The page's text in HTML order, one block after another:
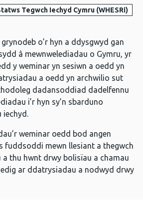
Tegwch Iechyd Cymru (WHESRi)
o’r hyn a ddysgwyd gan
â mewnwelediadau o Gymru, yr
y weminar yn sesiwn a oedd yn
a oedd yn archwilio sut
dadansoddiad dadelfennu
i’r hyn sy’n sbarduno
iechyd.
weminar oedd bod angen
fuddsoddi mewn llesiant a thegwch
a thu hwnt drwy bolisïau a chamau
ar ddatrysiadau a nodwyd drwy